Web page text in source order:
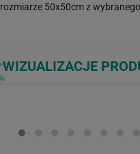
rozmiarze 50x50cm z
WIZUALIZACJE